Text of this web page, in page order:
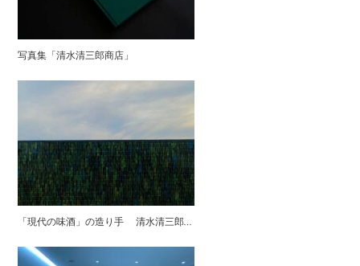
写真集「清水清三郎商店」
「現代の味酒」の造り手 清水清三郎商店様 作品設置